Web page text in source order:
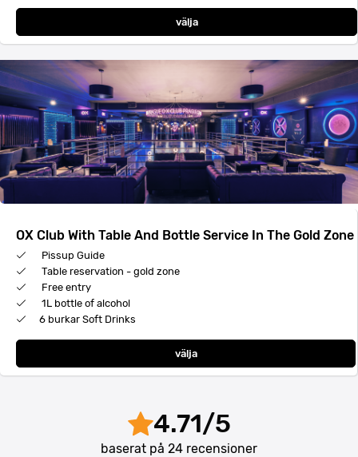
välja
OX Club With Table And Bottle Service In The Gold Zone
Pissup Guide
Table reservation - gold zone
Free entry
1L bottle of alcohol
6 burkar Soft Drinks
välja
4.71/5
baserat på 24 recensioner